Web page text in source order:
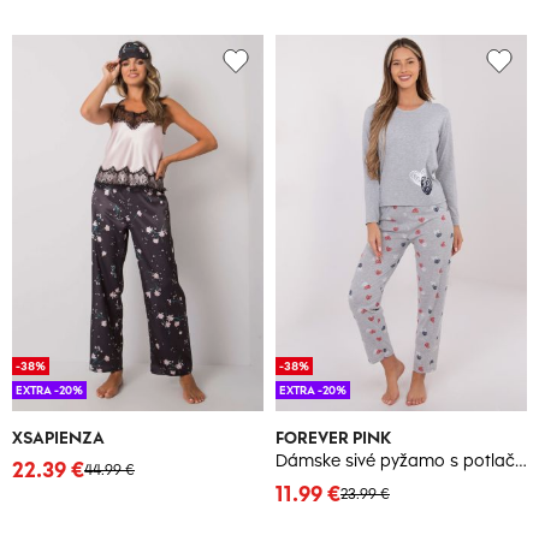
XSAPIENZA
44.99 €
22.39 €
-38%
EXTRA -20%
FOREVER PINK
Dámske sivé pyžamo s potlačou
23.99 €
11.99 €
-38%
EXTRA -20%